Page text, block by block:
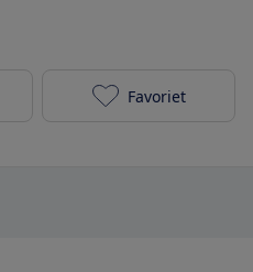
Central Park
Favoriet